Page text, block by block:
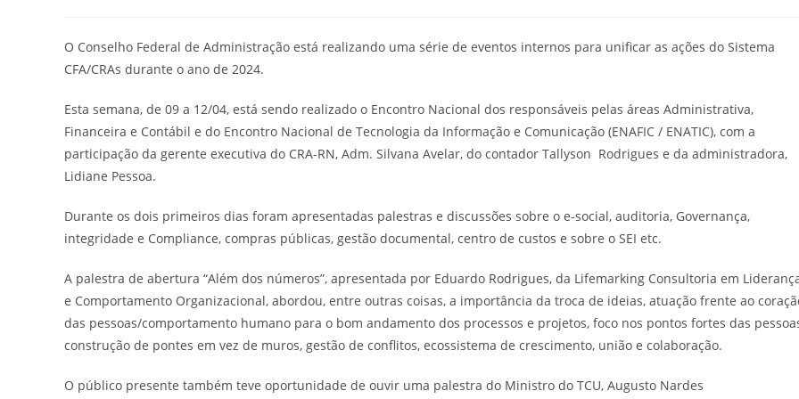
O Conselho Federal de Administração está realizando uma série de eventos internos para unificar as ações do Sistema
CFA/CRAs durante o ano de 2024.
Esta semana, de 09 a 12/04, está sendo realizado o Encontro Nacional dos responsáveis pelas áreas Administrativa,
Financeira e Contábil e do Encontro Nacional de Tecnologia da Informação e Comunicação (ENAFIC / ENATIC), com a
participação da gerente executiva do CRA-RN, Adm. Silvana Avelar, do contador Tallyson Rodrigues e da administradora,
Lidiane Pessoa.
Durante os dois primeiros dias foram apresentadas palestras e discussões sobre o e-social, auditoria, Governança,
integridade e Compliance, compras públicas, gestão documental, centro de custos e sobre o SEI etc.
A palestra de abertura “Além dos números”, apresentada por Eduardo Rodrigues, da Lifemarking Consultoria em
e Comportamento Organizacional, abordou, entre outras coisas, a importância da troca de ideias, atuação frente ao
das pessoas/comportamento humano para o bom andamento dos processos e projetos, foco nos pontos fortes das
construção de pontes em vez de muros, gestão de conflitos, ecossistema de crescimento, união e colaboração.
O público presente também teve oportunidade de ouvir uma palestra do Ministro do TCU, Augusto Nardes